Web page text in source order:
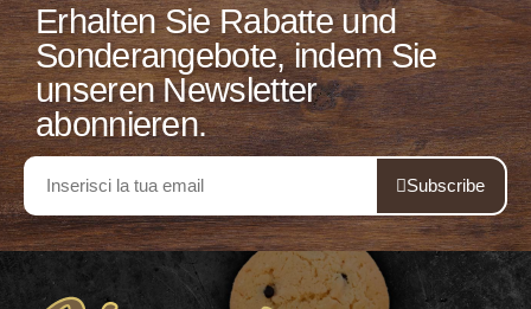
Erhalten Sie Rabatte und
Sonderangebote, indem Sie
unseren Newsletter
abonnieren.
Subscribe